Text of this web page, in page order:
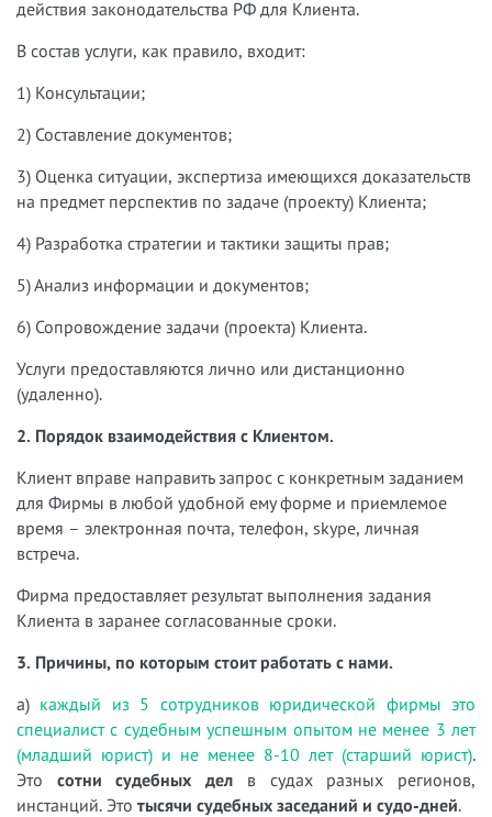
действия законодательства РФ для Клиента.
В состав услуги, как правило, входит:
1) Консультации;
2) Составление документов;
3) Оценка ситуации, экспертиза имеющихся доказательств
на предмет перспектив по задаче (проекту) Клиента;
4) Разработка стратегии и тактики защиты прав;
5) Анализ информации и документов;
6) Сопровождение задачи (проекта) Клиента.
Услуги предоставляются лично или дистанционно
(удаленно).
2. Порядок взаимодействия с Клиентом.
Клиент вправе направить запрос с конкретным заданием
для Фирмы в любой удобной ему форме и приемлемое
время – электронная почта, телефон, skype, личная
встреча.
Фирма предоставляет результат выполнения задания
Клиента в заранее согласованные сроки.
3. Причины, по которым стоит работать с нами.
а) каждый из 5 сотрудников юридической фирмы это
специалист с судебным успешным опытом не менее 3 лет
(младший юрист) и не менее 8-10 лет (старший юрист).
Это сотни судебных дел в судах разных регионов,
инстанций. Это тысячи судебных заседаний и судо-дней.